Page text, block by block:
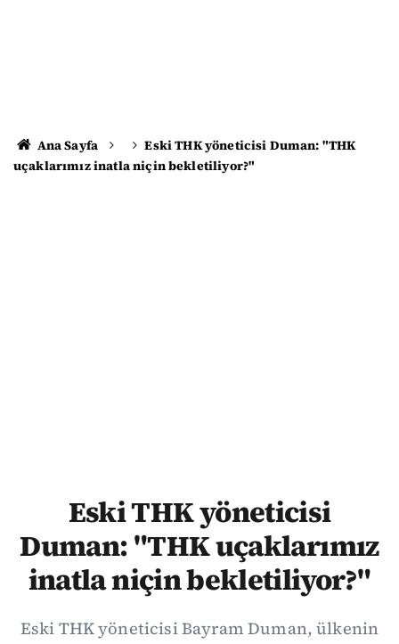
Ana Sayfa
Eski THK yöneticisi Duman: "THK
uçaklarımız inatla niçin bekletiliyor?"
Eski THK yöneticisi
Duman: "THK uçaklarımız
inatla niçin bekletiliyor?"
Eski THK yöneticisi Bayram Duman, ülkenin